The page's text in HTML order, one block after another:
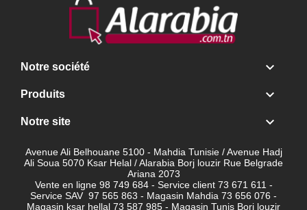
Notre société 
Produits 
Notre site 
Avenue Ali Belhouane 5100 - Mahdia Tunisie / Avenue Hadj
Ali Soua 5070 Ksar Helal / Alarabia Borj louzir Rue Belgrade
Ariana 2073
Vente en ligne 98 749 684 - Service client 73 671 611 -
Service SAV 97 565 863 - Magasin Mahdia 73 656 076 -
Magasin ksar hellal 73 587 985 - Magasin Tunis Borj louzir